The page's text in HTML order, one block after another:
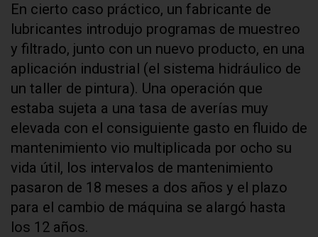
En cierto caso práctico, un fabricante de
lubricantes introdujo programas de muestreo
y filtrado, junto con un nuevo producto, en una
aplicación industrial (el sistema hidráulico de
un taller de pintura). Una operación que
estaba sujeta a una tasa de averías muy
elevada con el consiguiente gasto en fluido de
mantenimiento vio multiplicada por ocho su
vida útil, los intervalos de mantenimiento
pasaron de 18 meses a dos años y el plazo
para el cambio de máquina se alargó hasta
los 12 años.